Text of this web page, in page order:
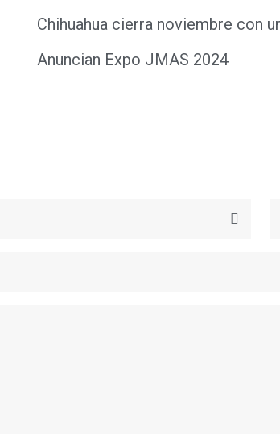
Chihuahua cierra noviembre con
Anuncian Expo JMAS 2024